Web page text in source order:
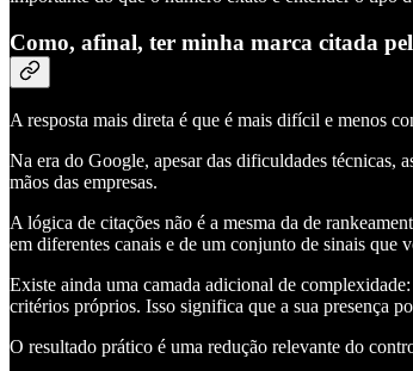
Como, afinal, ter minha marca citada
A resposta mais direta é que é mais difícil e menos
Na era do Google, apesar das dificuldades técnicas,
mãos das empresas.
A lógica de citações não é a mesma da de
em diferentes canais e de um conjunto de sinais que
Existe ainda uma camada adicional de
critérios próprios. Isso significa que a sua presença
O resultado prático é uma redução relevante do